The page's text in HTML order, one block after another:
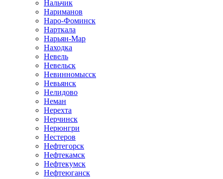
Нальчик
Нариманов
Наро-Фоминск
Нарткала
Нарьян-Мар
Находка
Невель
Невельск
Невинномысск
Невьянск
Нелидово
Неман
Нерехта
Нерчинск
Нерюнгри
Нестеров
Нефтегорск
Нефтекамск
Нефтекумск
Нефтеюганск